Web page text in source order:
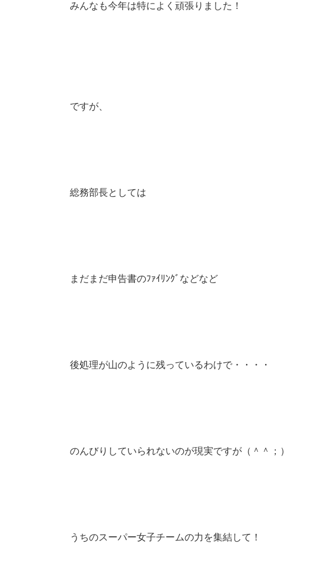
みんなも今年は特によく頑張りました！
ですが、
総務部長としては
まだまだ申告書のﾌｧｲﾘﾝｸﾞなどなど
後処理が山のように残っているわけで・・・・
のんびりしていられないのが現実ですが（＾＾；）
うちのスーパー女子チームの力を集結して！